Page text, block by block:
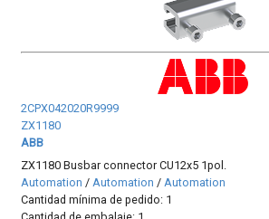
2CPX042020R9999
ZX1180
ABB
ZX1180 Busbar connector CU12x5 1pol.
Automation /Automation /Automation
Cantidad mínima de pedido: 1